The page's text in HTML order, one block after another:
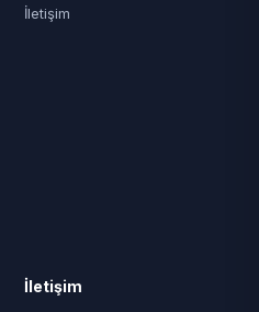
İletişim
İletişim